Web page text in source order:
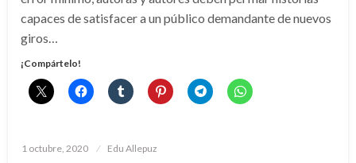
capaces de satisfacer a un público demandante de nuevos
giros…
¡Compártelo!
Publicado
1 octubre, 2020 Edu Allepuz